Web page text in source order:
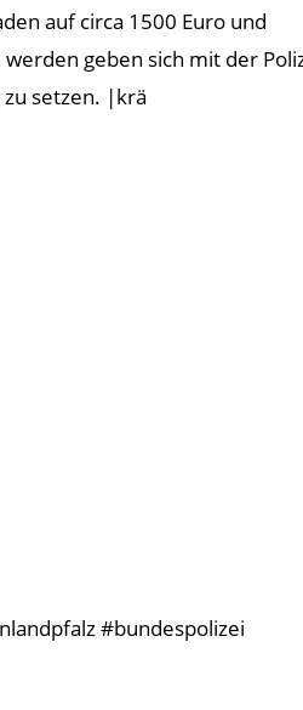
auf circa 1500 Euro und
geben sich mit der
setzen. |krä
#bundespolizei